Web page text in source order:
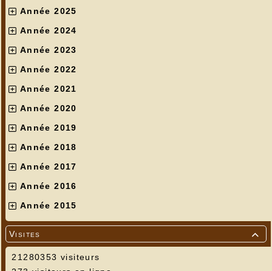
Année 2025
Année 2024
Année 2023
Année 2022
Année 2021
Année 2020
Année 2019
Année 2018
Année 2017
Année 2016
Année 2015

Visites
21280353 visiteurs